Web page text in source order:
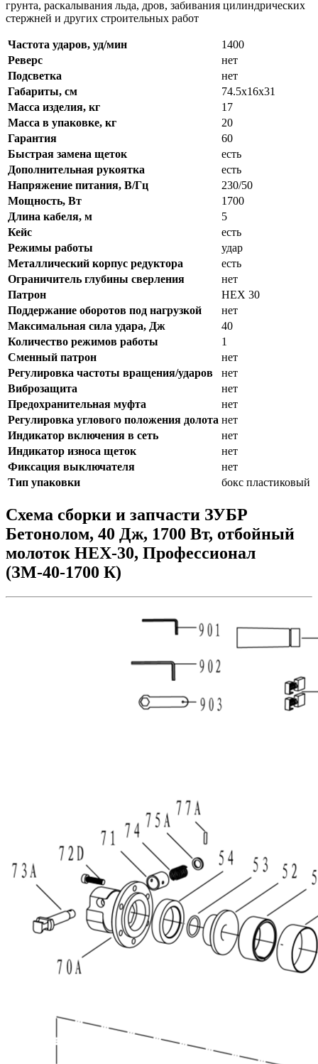
грунта, раскалывания льда, дров, забивания цилиндрических
стержней и других строительных работ
Частота ударов, уд/мин
1400
Реверс
нет
Подсветка
нет
Габариты, см
74.5x16x31
Масса изделия, кг
17
Масса в упаковке, кг
20
Гарантия
60
Быстрая замена щеток
есть
Дополнительная рукоятка
есть
Напряжение питания, В/Гц
230/50
Мощность, Вт
1700
Длина кабеля, м
5
Кейс
есть
Режимы работы
удар
Металлический корпус редуктора
есть
Ограничитель глубины сверления
нет
Патрон
HEX 30
Поддержание оборотов под нагрузкой
нет
Максимальная сила удара, Дж
40
Количество режимов работы
1
Сменный патрон
нет
Регулировка частоты вращения/ударов
нет
Виброзащита
нет
Предохранительная муфта
нет
Регулировка углового положения долота нет
Индикатор включения в сеть
нет
Индикатор износа щеток
нет
Фиксация выключателя
нет
Тип упаковки
бокс пластиковый
Схема сборки и запчасти ЗУБР
Бетонолом, 40 Дж, 1700 Вт, отбойный
молоток HEX-30, Профессионал
(ЗМ-40-1700 К)